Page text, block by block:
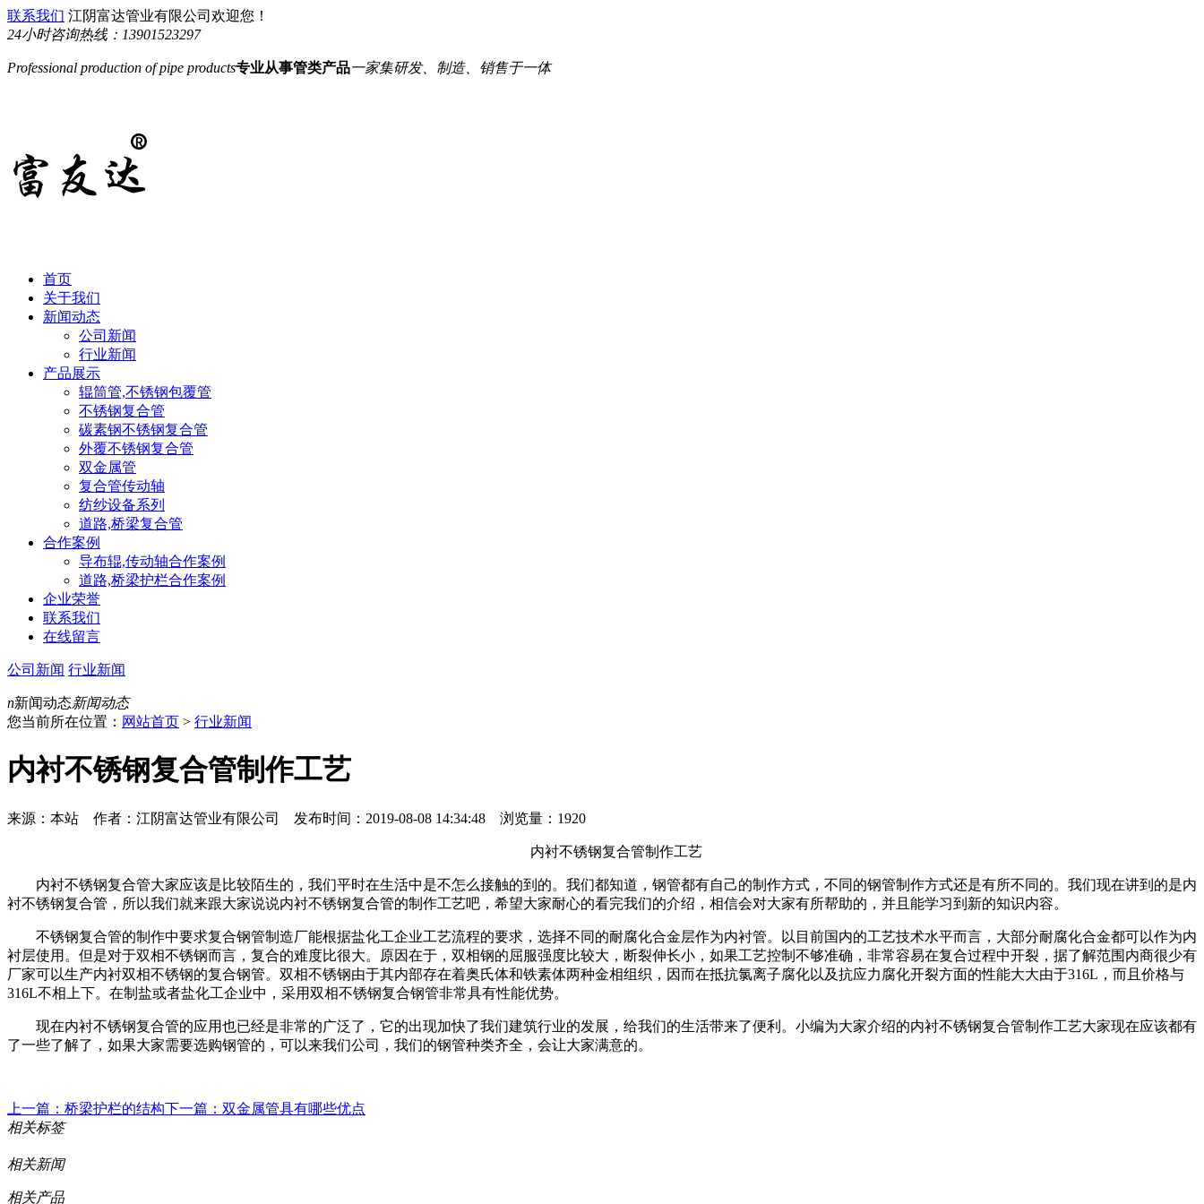
联系我们 江阴富达管业有限公司欢迎您！
24小时咨询热线： 13901523297
Professional production of pipe products专业从事管类产品一家集研发、制造、销售于一体
首页
关于我们
新闻动态
公司新闻
行业新闻
产品展示
辊筒管,不锈钢包覆管
不锈钢复合管
碳素钢不锈钢复合管
外覆不锈钢复合管
双金属管
复合管传动轴
纺纱设备系列
道路,桥梁复合管
合作案例
导布辊,传动轴合作案例
道路,桥梁护栏合作案例
企业荣誉
联系我们
在线留言
公司新闻 行业新闻
n新闻动态新闻动态
您当前所在位置： 网站首页 > 行业新闻
内衬不锈钢复合管制作工艺
来源：本站 作者：江阴富达管业有限公司 发布时间：2019-08-08 14:34:48 浏览量：1920
内衬不锈钢复合管制作工艺
内衬不锈钢复合管大家应该是比较陌生的，我们平时在生活中是不怎么接触的到的。我们都知道，钢管都有自己的制作方式，不同的钢管制作方式还是有所不同的。我们现在讲到的是内
衬不锈钢复合管，所以我们就来跟大家说说内衬不锈钢复合管的制作工艺吧，希望大家耐心的看完我们的介绍，相信会对大家有所帮助的，并且能学习到新的知识内容。
不锈钢复合管的制作中要求复合钢管制造厂能根据盐化工企业工艺流程的要求，选择不同的耐腐化合金层作为内衬管。以目前国内的工艺技术水平而言，大部分耐腐化合金都可以作为内
衬层使用。但是对于双相不锈钢而言，复合的难度比很大。原因在于，双相钢的屈服强度比较大，断裂伸长小，如果工艺控制不够准确，非常容易在复合过程中开裂，据了解范围内商很少有
厂家可以生产内衬双相不锈钢的复合钢管。双相不锈钢由于其内部存在着奥氏体和铁素体两种金相组织，因而在抵抗氯离子腐化以及抗应力腐化开裂方面的性能大大由于316L，而且价格与
316L不相上下。在制盐或者盐化工企业中，采用双相不锈钢复合钢管非常具有性能优势。
现在内衬不锈钢复合管的应用也已经是非常的广泛了，它的出现加快了我们建筑行业的发展，给我们的生活带来了便利。小编为大家介绍的内衬不锈钢复合管制作工艺大家现在应该都有
了一些了解了，如果大家需要选购钢管的，可以来我们公司，我们的钢管种类齐全，会让大家满意的。
上一篇：桥梁护栏的结构下一篇：双金属管具有哪些优点
相关标签
相关新闻
相关产品